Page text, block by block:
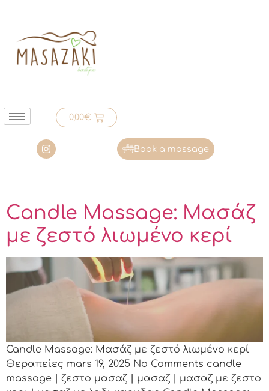
0,00€
Book a massage
Candle Massage: Μασάζ
με ζεστό λιωμένο κερί
Candle Massage: Μασάζ με ζεστό λιωμένο κερί
Θεραπείες mars 19, 2025 No Comments candle
massage | ζεστο μασαζ | μασαζ | μασαζ με ζεστο